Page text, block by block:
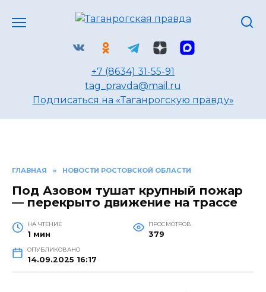
+7 (8634) 31-55-91
tag_pravda@mail.ru
Подписаться на «Таганрогскую правду»
ГЛАВНАЯ » НОВОСТИ РОСТОВСКОЙ ОБЛАСТИ
Под Азовом тушат крупный пожар
— перекрыто движение на трассе
НА ЧТЕНИЕ
1 мин
ПРОСМОТРОВ
379
ОПУБЛИКОВАНО
14.09.2025 16:17